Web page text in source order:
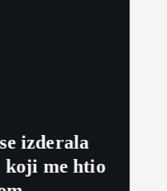
izderala
koji me htio